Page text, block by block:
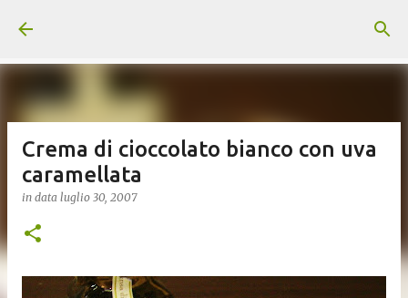
Crema di cioccolato bianco con uva
caramellata
in data luglio 30, 2007